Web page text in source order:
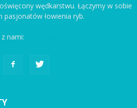
wędkarstwu. Łączymy w sobie
pasjonatów łowienia ryb.
nami: